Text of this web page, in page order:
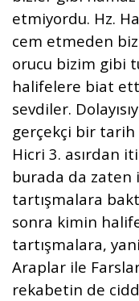
etmiyordu. Hz.
cem etmeden
orucu bizim gibi
halifelere biat
sevdiler.
gerçekçi bir
Hicri 3. asırdan
burada da zaten
tartışmalara
sonra kimin
tartışmalara,
Araplar ile
rekabetin de